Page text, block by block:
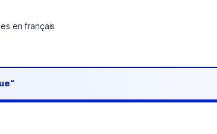
en français